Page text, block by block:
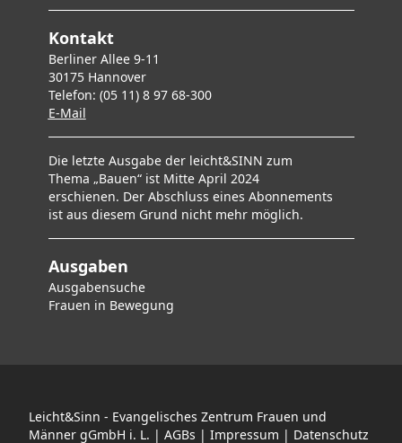
Kontakt
Berliner Allee 9-11
30175 Hannover
Telefon: (05 11) 8 97 68-300
E-Mail
Die letzte Ausgabe der leicht&SINN zum
Thema „Bauen“ ist Mitte April 2024
erschienen. Der Abschluss eines Abonnements
ist aus diesem Grund nicht mehr möglich.
Ausgaben
Ausgabensuche
Frauen in Bewegung
Leicht&Sinn - Evangelisches Zentrum Frauen und
Männer gGmbH i. L. | AGBs | Impressum | Datenschutz